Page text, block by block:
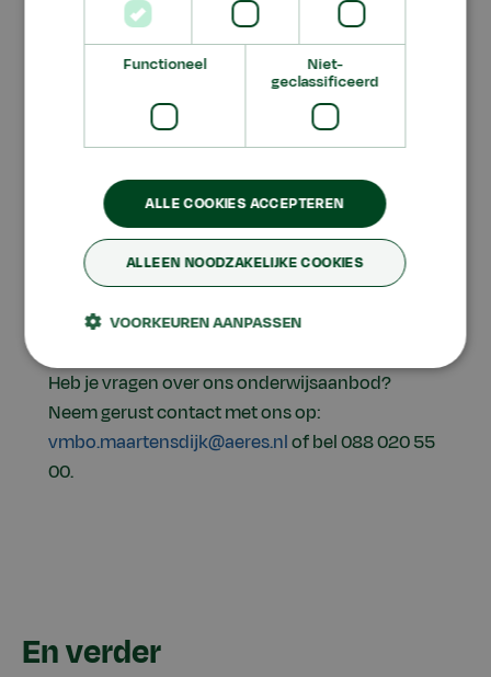
Doordat we klein zijn, krijg je veel persoonlijke
aandacht. En hebben we extra
ondersteuningsmogelijkheden en -begeleiding
Extra klassen
Je kunt bij ons in klas 1 en 2 ook kiezen voor een
extra klas:De Paardenklas,Outdoorklasof de
Food & Cookingklas
lesprogramma volg je dan het programma van
de extra klas.
Heb je vragen over ons onderwijsaanbod?
Neem gerust contact met ons op:
vmbo.maartensdijk@aeres.nlof bel 088 020 55
00.
En verder
Functioneel
Niet-
geclassificeerd
ALLE COOKIES ACCEPTEREN
ALLEEN NOODZAKELIJKE COOKIES
VOORKEUREN AANPASSEN